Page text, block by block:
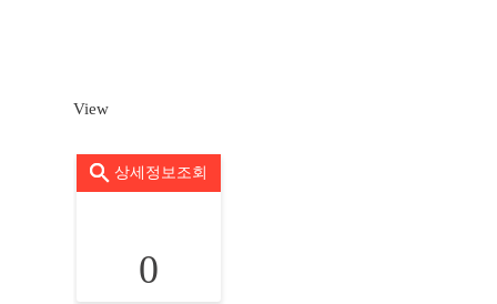
View
상세정보조회
0